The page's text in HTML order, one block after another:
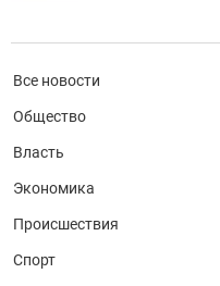
Все новости
Общество
Власть
Экономика
Происшествия
Спорт